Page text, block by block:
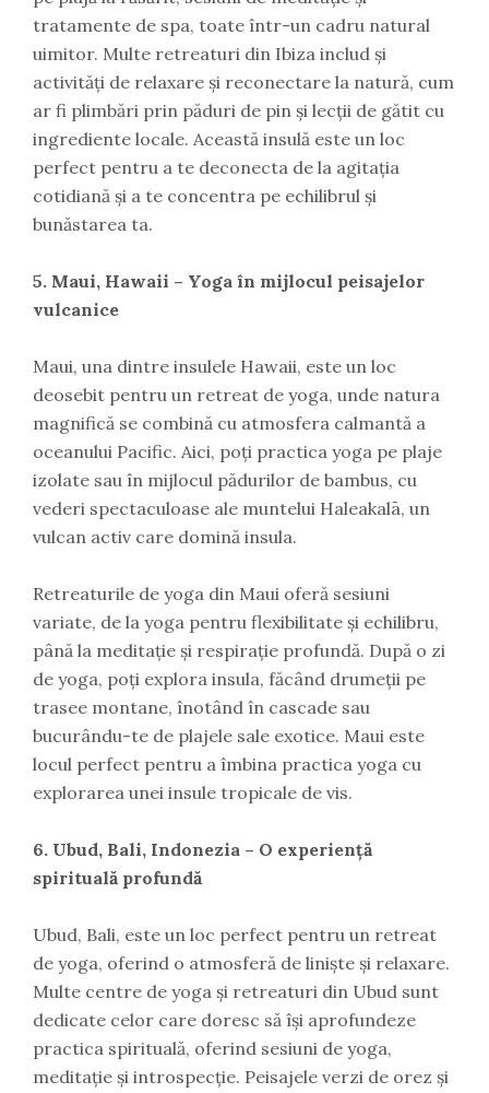
tratamente de spa, toate într-un cadru natural
uimitor. Multe retreaturi din Ibiza includ și
activități de relaxare și reconectare la natură, cum
ar fi plimbări prin păduri de pin și lecții de gătit cu
ingrediente locale. Această insulă este un loc
perfect pentru a te deconecta de la agitația
cotidiană și a te concentra pe echilibrul și
bunăstarea ta.
5. Maui, Hawaii – Yoga în mijlocul peisajelor
vulcanice
Maui, una dintre insulele Hawaii, este un loc
deosebit pentru un retreat de yoga, unde natura
magnifică se combină cu atmosfera calmantă a
oceanului Pacific. Aici, poți practica yoga pe plaje
izolate sau în mijlocul pădurilor de bambus, cu
vederi spectaculoase ale muntelui Haleakalā, un
vulcan activ care domină insula.
Retreaturile de yoga din Maui oferă sesiuni
variate, de la yoga pentru flexibilitate și echilibru,
până la meditație și respirație profundă. După o zi
de yoga, poți explora insula, făcând drumeții pe
trasee montane, înotând în cascade sau
bucurându-te de plajele sale exotice. Maui este
locul perfect pentru a îmbina practica yoga cu
explorarea unei insule tropicale de vis.
6. Ubud, Bali, Indonezia – O experiență
spirituală profundă
Ubud, Bali, este un loc perfect pentru un retreat
de yoga, oferind o atmosferă de liniște și relaxare.
Multe centre de yoga și retreaturi din Ubud sunt
dedicate celor care doresc să își aprofundeze
practica spirituală, oferind sesiuni de yoga,
meditație și introspecție. Peisajele verzi de orez și